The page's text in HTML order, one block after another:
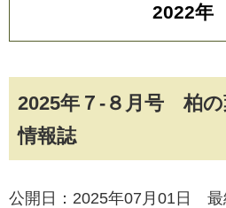
2025年７-８月号 柏
情報誌
公開日：2025年07月01日 最
2022年